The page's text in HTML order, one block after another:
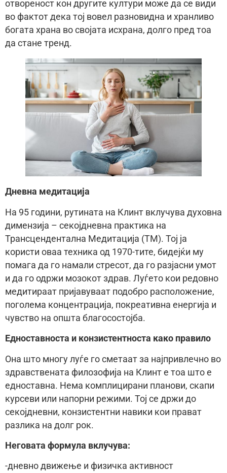
отвореност кон другите култури може да се види
во фактот дека тој вовел разновидна и хранливо
богата храна во својата исхрана, долго пред тоа
да стане тренд.
Дневна медитација
На 95 години, рутината на Клинт вклучува духовна
димензија – секојдневна практика на
Трансцендентална Медитација (ТМ). Тој ја
користи оваа техника од 1970-тите, бидејќи му
помага да го намали стресот, да го разјасни умот
и да го одржи мозокот здрав. Луѓето кои редовно
медитираат пријавуваат подобро расположение,
поголема концентрација, покреативна енергија и
чувство на општа благосостојба.
Едноставноста и конзистентноста како правило
Она што многу луѓе го сметаат за најпривлечно во
здравствената филозофија на Клинт е тоа што е
едноставна. Нема комплицирани планови, скапи
курсеви или напорни режими. Тој се држи до
секојдневни, конзистентни навики кои прават
разлика на долг рок.
Неговата формула вклучува:
-дневно движење и физичка активност